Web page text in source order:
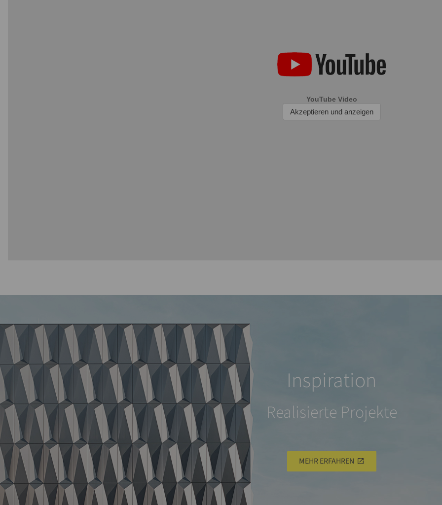
Inspiration
Realisierte Projekte
MEHR ERFAHREN